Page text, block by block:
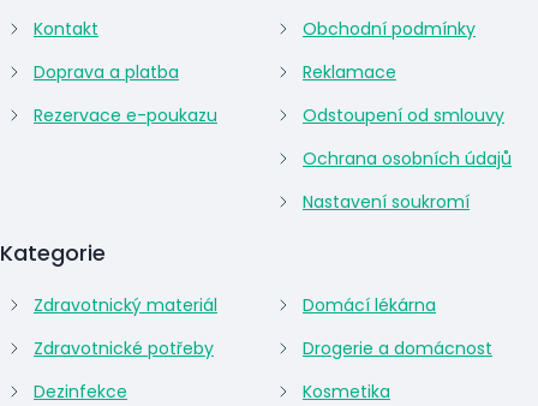
Kontakt
Doprava a platba
Rezervace e-poukazu
Kategorie
Zdravotnický materiál
Zdravotnické potřeby
Dezinfekce
Domácí lékárna
Drogerie a domácnost
Kosmetika
Obchodní podmínky
Reklamace
Odstoupení od smlouvy
Ochrana osobních údajů
Nastavení soukromí